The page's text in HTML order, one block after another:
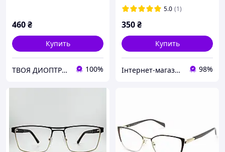
460₴
Купить
ТВОЯ ДИОПТРИЯ 100%
5.0 (1)
350₴
Купить
Інтернет-магазин "Нові окуляри" 98%